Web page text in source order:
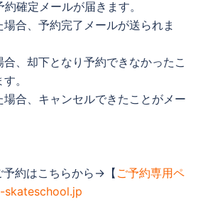
確定メールが届きます。
合、予約完了メールが送られま
合、却下となり予約できなかったこ
。
場合、キャンセルできたことがメー
約はこちらから→【 ご予約専用ペ